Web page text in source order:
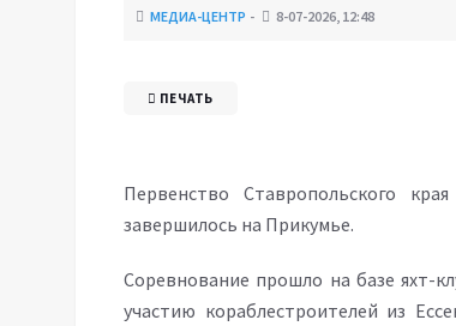
МЕДИА-ЦЕНТР 8-07-2026, 12:48
ПЕЧАТЬ
Первенство Ставропольского
завершилось на Прикумье.
Соревнование прошло на базе яхт-
участию кораблестроителей из